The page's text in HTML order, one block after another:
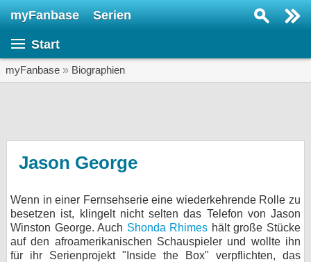
myFanbase Serien
Start
myFanbase » Biographien
Jason George
Wenn in einer Fernsehserie eine wiederkehrende Rolle zu
besetzen ist, klingelt nicht selten das Telefon von Jason
Winston George. Auch Shonda Rhimes hält große Stücke
auf den afroamerikanischen Schauspieler und wollte ihn
für ihr Serienprojekt "Inside the Box" verpflichten, das
KULTUR
Specials
SERVICE